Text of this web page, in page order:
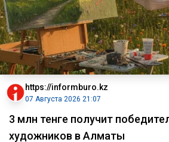
https://informburo.kz
07 Августа 2026 21:07
3 млн тенге получит
художников в Алматы